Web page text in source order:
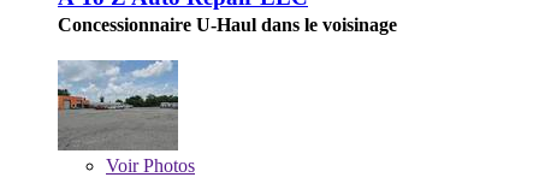
Concessionnaire U-Haul dans le voisinage
VoirPhotos